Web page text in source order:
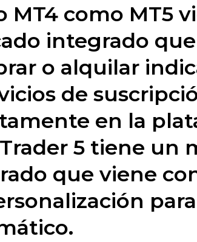
MT4 como MT5
integrado
o alquilar
de
en la
5 tiene un
que viene